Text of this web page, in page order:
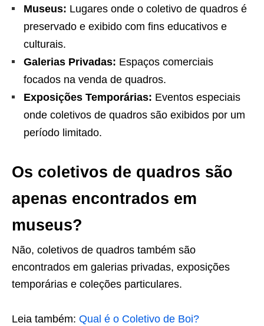
Museus: Lugares onde o coletivo de quadros é
preservado e exibido com fins educativos e
culturais.
Galerias Privadas: Espaços comerciais
focados na venda de quadros.
Exposições Temporárias: Eventos especiais
onde coletivos de quadros são exibidos por um
período limitado.
Os coletivos de quadros são
apenas encontrados em
museus?
Não, coletivos de quadros também são
encontrados em galerias privadas, exposições
temporárias e coleções particulares.
Leia também: Qual é o Coletivo de Boi?